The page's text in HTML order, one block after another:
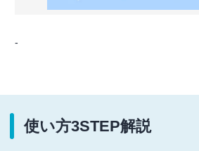
-
使い方3STEP解説